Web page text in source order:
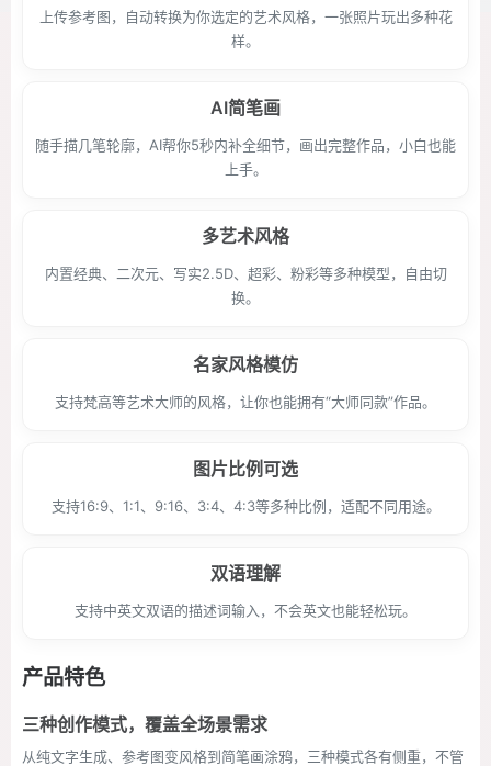
上传参考图，自动转换为你选定的艺术风格，一张照片玩出多种花
样。
AI简笔画
随手描几笔轮廓，AI帮你5秒内补全细节，画出完整作品，小白也能
上手。
多艺术风格
内置经典、二次元、写实2.5D、超彩、粉彩等多种模型，自由切
换。
名家风格模仿
支持梵高等艺术大师的风格，让你也能拥有“大师同款”作品。
图片比例可选
支持16:9、1:1、9:16、3:4、4:3等多种比例，适配不同用途。
双语理解
支持中英文双语的描述词输入，不会英文也能轻松玩。
产品特色
三种创作模式，覆盖全场景需求
从纯文字生成、参考图变风格到简笔画涂鸦，三种模式各有侧重，不管